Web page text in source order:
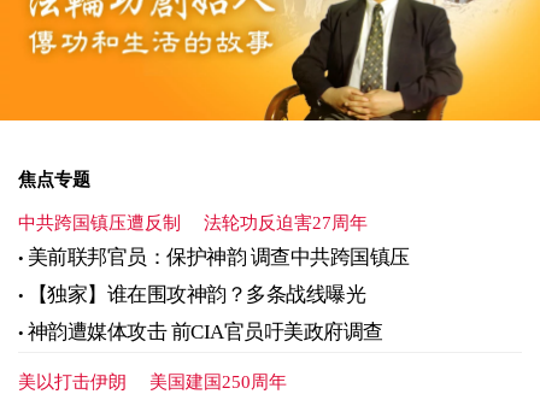
焦点专题
中共跨国镇压遭反制 法轮功反迫害27周年
美前联邦官员：保护神韵 调查中共跨国镇压
【独家】谁在围攻神韵？多条战线曝光
神韵遭媒体攻击 前CIA官员吁美政府调查
美以打击伊朗 美国建国250周年